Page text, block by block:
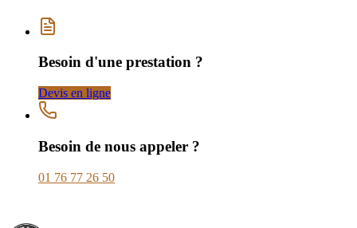
Besoin d'une prestation ?
Devis en ligne
Besoin de nous appeler ?
01 76 77 26 50